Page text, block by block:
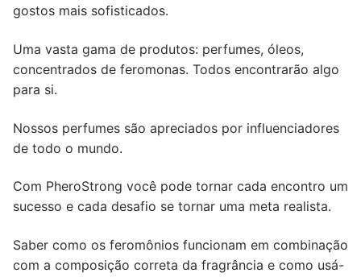
gostos mais sofisticados.
Uma vasta gama de produtos: perfumes, óleos,
concentrados de feromonas. Todos encontrarão algo
para si.
Nossos perfumes são apreciados por influenciadores
de todo o mundo.
Com PheroStrong você pode tornar cada encontro um
sucesso e cada desafio se tornar uma meta realista.
Saber como os feromônios funcionam em combinação
com a composição correta da fragrância e como usá-